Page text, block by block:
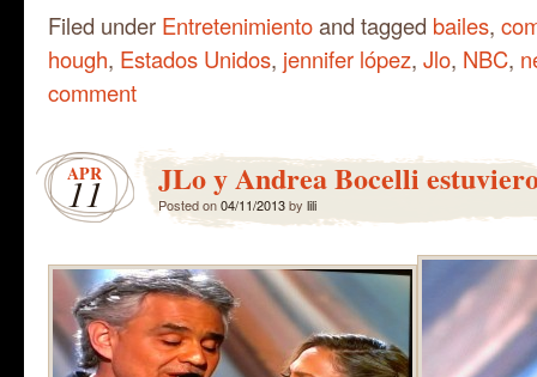
Filed under Entretenimientoand tagged bailes,
hough, Estados Unidos, jennifer lópez, Jlo, NBC,
comment
APR
11 JLo y Andrea Bocelli
Posted on04/11/2013by lili